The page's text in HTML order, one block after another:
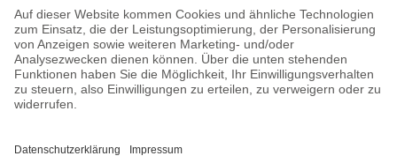
Info zu Elektro- u. Elektronikgeräten
Batterieentsorgung
Informationen zur Echtheit von Kundenbewertungen